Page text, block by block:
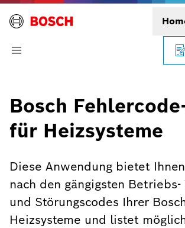
Bosch
für Heizsysteme
Diese Anwendung bietet
nach den gängigsten Betriebs-
und Störungscodes Ihrer
Heizsysteme und listet